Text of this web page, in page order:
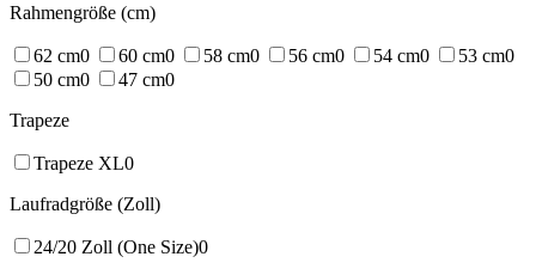
Rahmengröße (cm)
62 cm0 60 cm0 58 cm0 56 cm0 54 cm0 53 cm0
50 cm0 47 cm0
Trapeze
Trapeze XL0
Laufradgröße (Zoll)
24/20 Zoll (One Size)0